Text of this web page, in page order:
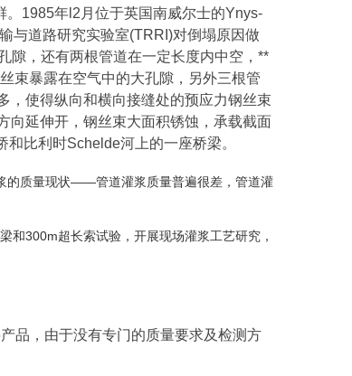
1985年l2月位于英国南威尔士的Ynys-
与道路研究实验室(TRRI)对倒塌原因做
隙，还有两根管道在一定长度内中空，**
束暴露在空气中的大孔隙，另外三根管
，使得纵向和横向接缝处的预应力钢丝束
向延伸开，钢丝束大面积锈蚀，承载截面
比利时Schelde河上的一座桥梁。
的质量现状——管道灌浆质量普遍很差，管道灌
和300m超长索试验，开展现场灌浆工艺研究，
品，由于没有专门的质量要求及检测方